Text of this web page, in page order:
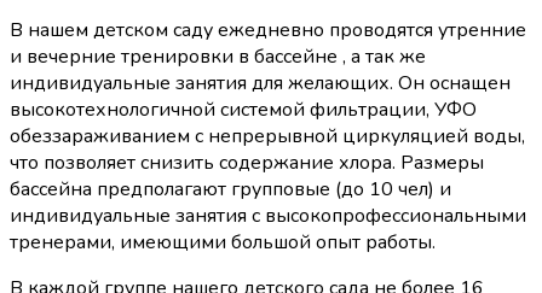
В нашем детском саду ежедневно проводятся утренние
и вечерние тренировки в бассейне , а так же
индивидуальные занятия для желающих. Он оснащен
высокотехнологичной системой фильтрации, УФО
обеззараживанием с непрерывной циркуляцией воды,
что позволяет снизить содержание хлора. Размеры
бассейна предполагают групповые (до 10 чел) и
индивидуальные занятия с высокопрофессиональными
тренерами, имеющими большой опыт работы.